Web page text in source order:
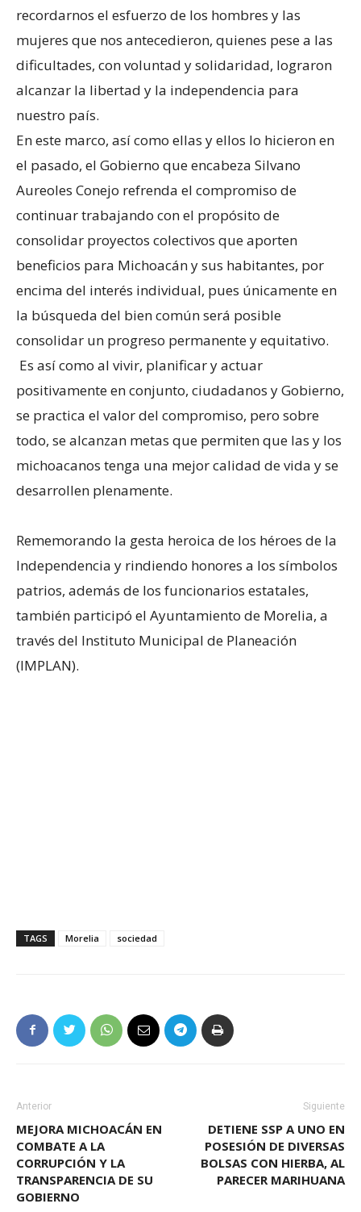
recordarnos el esfuerzo de los hombres y las
mujeres que nos antecedieron, quienes pese a las
dificultades, con voluntad y solidaridad, lograron
alcanzar la libertad y la independencia para
nuestro país.
En este marco, así como ellas y ellos lo hicieron en
el pasado, el Gobierno que encabeza Silvano
Aureoles Conejo refrenda el compromiso de
continuar trabajando con el propósito de
consolidar proyectos colectivos que aporten
beneficios para Michoacán y sus habitantes, por
encima del interés individual, pues únicamente en
la búsqueda del bien común será posible
consolidar un progreso permanente y equitativo.
Es así como al vivir, planificar y actuar
positivamente en conjunto, ciudadanos y Gobierno,
se practica el valor del compromiso, pero sobre
todo, se alcanzan metas que permiten que las y los
michoacanos tenga una mejor calidad de vida y se
desarrollen plenamente.
Rememorando la gesta heroica de los héroes de la
Independencia y rindiendo honores a los símbolos
patrios, además de los funcionarios estatales,
también participó el Ayuntamiento de Morelia, a
través del Instituto Municipal de Planeación
(IMPLAN).
TAGS Morelia sociedad
Anterior
MEJORA MICHOACÁN EN
COMBATE A LA
CORRUPCIÓN Y LA
TRANSPARENCIA DE SU
GOBIERNO
Siguiente
DETIENE SSP A UNO EN
POSESIÓN DE DIVERSAS
BOLSAS CON HIERBA, AL
PARECER MARIHUANA